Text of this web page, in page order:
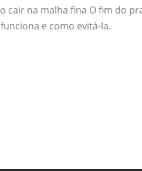
cair na malha fina O fim do
e como evitá-la.